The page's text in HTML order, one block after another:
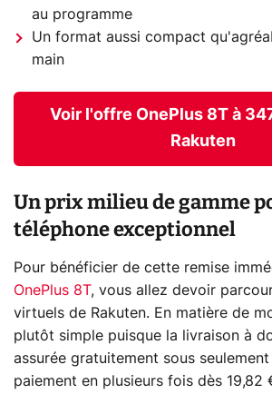
au programme
Un format aussi compact
main
Voir l'offre OnePlus 8T à
Rakuten
Un prix milieu de gamme
téléphone exceptionnel
Pour bénéficier de cette remise
OnePlus 8T, vous allez devoir
virtuels de Rakuten. En matière de
plutôt simple puisque la livraison à
assurée gratuitement sous
paiement en plusieurs fois dès 19,82